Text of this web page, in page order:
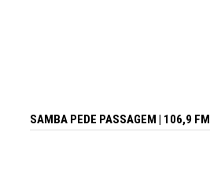
SAMBA PEDE PASSAGEM | 106,9 FM